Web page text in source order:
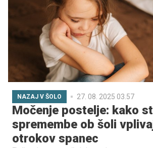
NAZAJ V ŠOLO 27. 08. 2025 03.57
Močenje postelje: kako
spremembe ob šoli
otrokov spanec